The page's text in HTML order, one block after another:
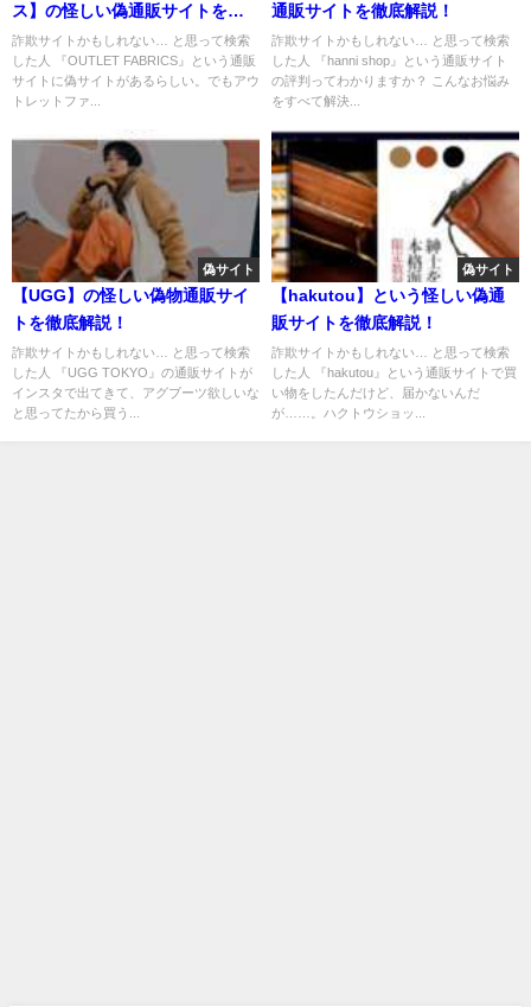
ス】の怪しい偽通販サイトを徹
底解説！
詐欺サイトかもしれない… と思って検索
した人 『OUTLET FABRICS』という通販
サイトに偽サイトがあるらしい。でもアウ
トレットファ...
通販サイトを徹底解説！
詐欺サイトかもしれない… と思って検索
した人 『hanni shop』という通販サイト
の評判ってわかりますか？ こんなお悩み
をすべて解決...
偽サイト
【UGG】の怪しい偽物通販サイ
トを徹底解説！
詐欺サイトかもしれない… と思って検索
した人 『UGG TOKYO』の通販サイトが
インスタで出てきて、アグブーツ欲しいな
と思ってたから買う...
偽サイト
【hakutou】という怪しい偽通
販サイトを徹底解説！
詐欺サイトかもしれない… と思って検索
した人 『hakutou』という通販サイトで買
い物をしたんだけど、届かないんだ
が……。ハクトウショッ...